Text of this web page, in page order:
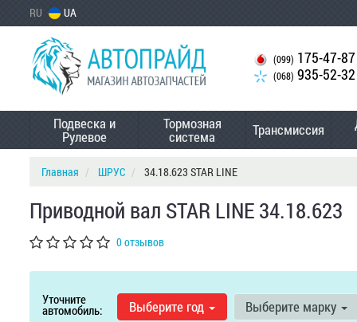
RU UA
(099) 175-47-87
(068) 935-52-32
Подвеска и
Рулевое
Тормозная
система Трансмиссия
Главная ШРУС 34.18.623 STAR LINE
Приводной вал STAR LINE 34.18.623
0 отзывов
Уточните
автомобиль: Выберите год Выберите марку